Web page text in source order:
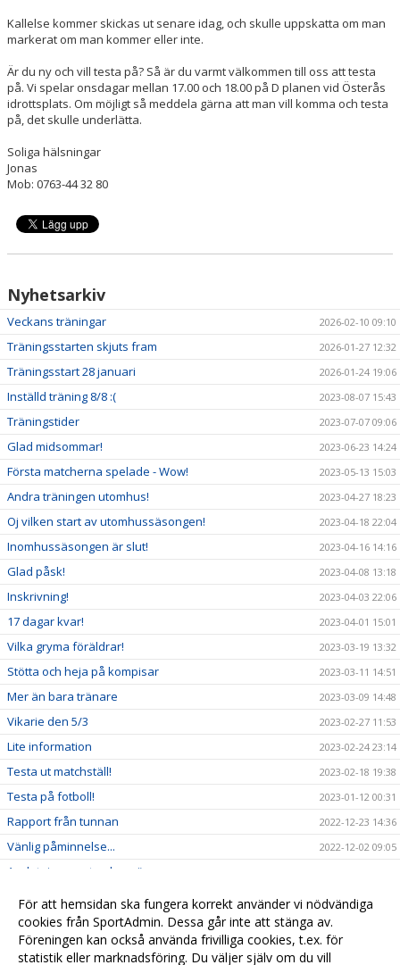
Kallelse kommer skickas ut senare idag, och skulle uppskatta om man
markerat om man kommer eller inte.
Är du ny och vill testa på? Så är du varmt välkommen till oss att testa
på. Vi spelar onsdagar mellan 17.00 och 18.00 på D planen vid Österås
idrottsplats. Om möjligt så meddela gärna att man vill komma och testa
på, det skulle underlätta.
Soliga hälsningar
Jonas
Mob: 0763-44 32 80
Nyhetsarkiv
Veckans träningar 2026-02-10 09:10
Träningsstarten skjuts fram 2026-01-27 12:32
Träningsstart 28 januari 2026-01-24 19:06
Inställd träning 8/8 :( 2023-08-07 15:43
Träningstider 2023-07-07 09:06
Glad midsommar! 2023-06-23 14:24
Första matcherna spelade - Wow! 2023-05-13 15:03
Andra träningen utomhus! 2023-04-27 18:23
Oj vilken start av utomhussäsongen! 2023-04-18 22:04
Inomhussäsongen är slut! 2023-04-16 14:16
Glad påsk! 2023-04-08 13:18
Inskrivning! 2023-04-03 22:06
17 dagar kvar! 2023-04-01 15:01
Vilka gryma föräldrar! 2023-03-19 13:32
Stötta och heja på kompisar 2023-03-11 14:51
Mer än bara tränare 2023-03-09 14:48
Vikarie den 5/3 2023-02-27 11:53
Lite information 2023-02-24 23:14
Testa ut matchställ! 2023-02-18 19:38
Testa på fotboll! 2023-01-12 00:31
Rapport från tunnan 2022-12-23 14:36
Vänlig påminnelse... 2022-12-02 09:05
Avslutning av utomhussäsongen
Första träningen avklarad! 2022-08-25 09:14
Snart börjar fotbollen igen! 2022-08-17 09:40
Första träningen 2022-05-07 06:54
För att hemsidan ska fungera korrekt använder vi nödvändiga
cookies från SportAdmin. Dessa går inte att stänga av.
Föreningen kan också använda frivilliga cookies, t.ex. för
statistik eller marknadsföring. Du väljer själv om du vill